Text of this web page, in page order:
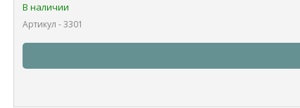
В наличии
Артикул - 3301